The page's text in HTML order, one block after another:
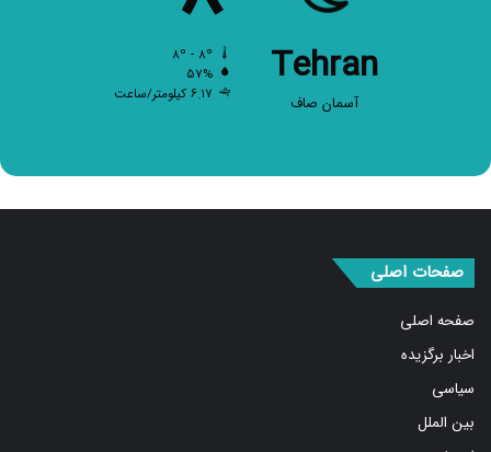
Tehran
آسمان صاف
۵۷%
۶.۱۷ کیلومتر/ساعت
صفحه اصلی
اخبار برگزیده
سیاسی
بین الملل
اجتماعی